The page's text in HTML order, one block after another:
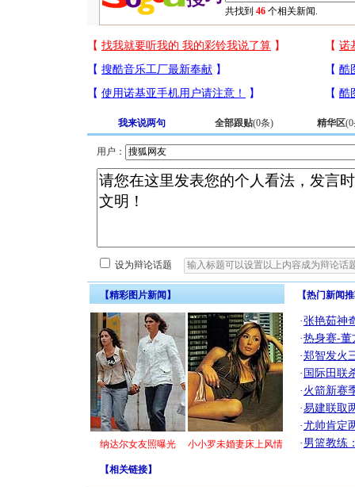
共找到 46 个相关新闻.
我来说两句 全部跟贴(0条) 精华区(0
用户：
设为辩论话题
【精彩图片新闻】
纳达尔女友照曝光 小小罗未婚妻床上风情
【热门新闻
·张艳茹神
·热身赛-董
·郑智发火
· 国际田联
· 火箭新赛
·易建联取
·尤帅肯定
· 男篮教练
【相关链接】